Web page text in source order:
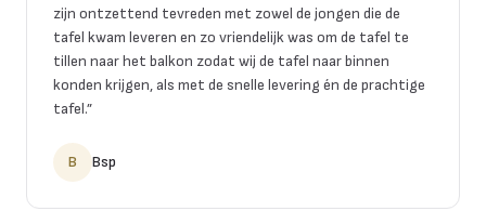
zijn ontzettend tevreden met zowel de jongen die de
tafel kwam leveren en zo vriendelijk was om de tafel te
tillen naar het balkon zodat wij de tafel naar binnen
konden krijgen, als met de snelle levering én de prachtige
tafel.”
B Bsp